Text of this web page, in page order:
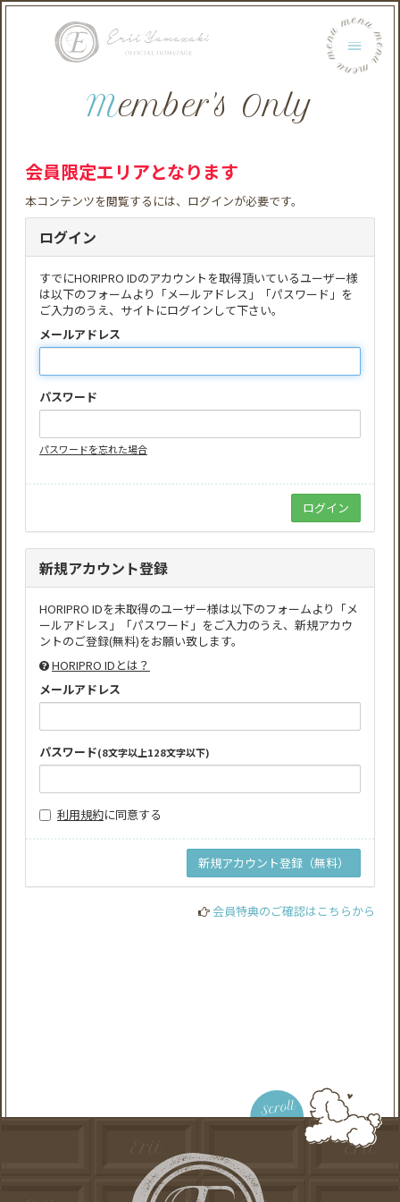
menu menu menu menu menu menu
Member's Only
会員限定エリアとなります
本コンテンツを閲覧するには、ログインが必要です。
ログイン
すでにHORIPRO IDのアカウントを取得頂いているユーザー様
は以下のフォームより「メールアドレス」「パスワード」を
ご入力のうえ、サイトにログインして下さい。
メールアドレス
パスワード
パスワードを忘れた場合
新規アカウント登録
HORIPRO IDを未取得のユーザー様は以下のフォームより「メ
ールアドレス」「パスワード」をご入力のうえ、新規アカウ
ントのご登録(無料)をお願い致します。
HORIPRO IDとは？
メールアドレス
パスワード(8文字以上128文字以下)
利用規約に同意する
会員特典のご確認はこちらから
Scroll